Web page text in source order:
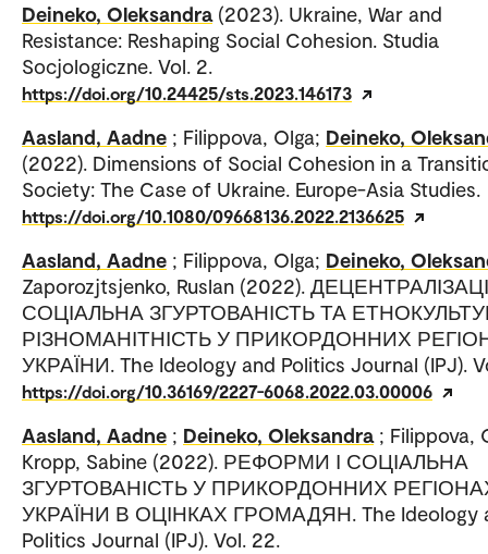
Deineko, Oleksandra (2023). Ukraine, War and
Resistance: Reshaping Social Cohesion. Studia
Socjologiczne. Vol. 2.
https://doi.org/10.24425/sts.2023.146173
Aasland, Aadne ; Filippova, Olga; Deineko,
(2022). Dimensions of Social Cohesion in a
Society: The Case of Ukraine. Europe-Asia Studies.
https://doi.org/10.1080/09668136.2022.2136625
Aasland, Aadne ; Filippova, Olga; Deineko,
Zaporozjtsjenko, Ruslan (2022).
СОЦІАЛЬНА ЗГУРТОВАНІСТЬ ТА
РІЗНОМАНІТНІСТЬ У ПРИКОРДОННИХ
УКРАЇНИ. The Ideology and Politics Journal (IPJ).
https://doi.org/10.36169/2227-6068.2022.03.00006
Aasland, Aadne ; Deineko, Oleksandra ; Filippova,
Kropp, Sabine (2022). РЕФОРМИ І СОЦІАЛЬНА
ЗГУРТОВАНІСТЬ У ПРИКОРДОННИХ
УКРАЇНИ В ОЦІНКАХ ГРОМАДЯН. The Ideology
Politics Journal (IPJ). Vol. 22.